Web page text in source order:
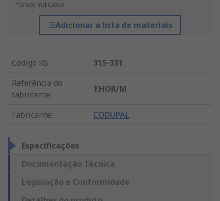
*preço indicativo
Adicionar a lista de materiais
Código RS:
315-331
Referência do
fabricante:
THOR/M
Fabricante: CODUPAL
Especificações
Documentação Técnica
Legislação e Conformidade